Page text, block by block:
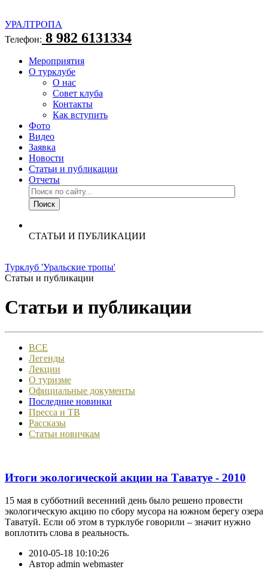
УРАЛТРОПА
Телефон: 8 982 6131334
Мероприятия
О турклубе
О нас
Совет клуба
Контакты
Как вступить
Фото
Видео
Заявка
Новости
Статьи и публикации
Отчеты
СТАТЬИ И ПУБЛИКАЦИИ
Турклуб 'Уральские тропы'
Статьи и публикации
Статьи и публикации
ВСЕ
Легенды
Лекции
О туризме
Официальные документы
Последние новинки
Пресса и ТВ
Рассказы
Статьи новичкам
Итоги экологической акции на Таватуе - 2010
15 мая в субботний весенний день было решено провести
экологическую акцию по сбору мусора на южном берегу озера
Таватуй. Если об этом в турклубе говорили – значит нужно
воплотить слова в реальность.
2010-05-18 10:10:26
Автор admin webmaster